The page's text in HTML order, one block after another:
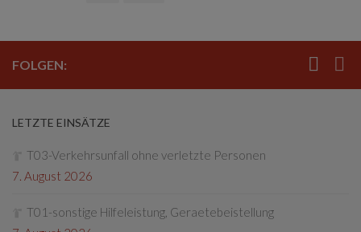
FOLGEN:
LETZTE EINSÄTZE
T03-Verkehrsunfall ohne verletzte Personen
7. August 2026
T01-sonstige Hilfeleistung, Geraetebeistellung